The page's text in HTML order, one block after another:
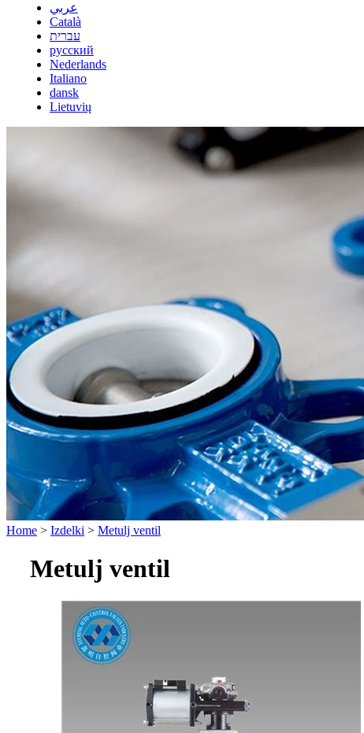
عربي
Català
עברית
русский
Nederlands
Italiano
dansk
Lietuvių
Home > Izdelki > Metulj ventil
Metulj ventil